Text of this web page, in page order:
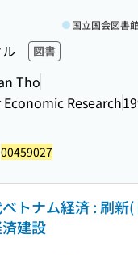
図書
Tho
Research
国立国会図書
00459027
トナム経済 : 刷新
建設